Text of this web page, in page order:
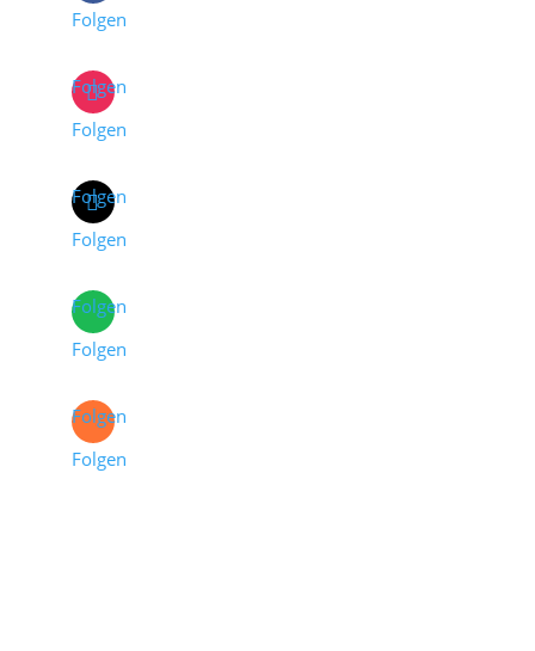
Folgen
Folgen
Folgen
Folgen
Folgen
Folgen
Folgen
Folgen
Folgen